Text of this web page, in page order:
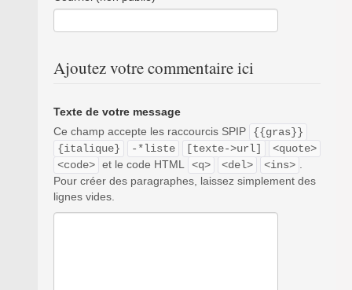
Ajoutez votre commentaire ici
Texte de votre message
Ce champ accepte les raccourcis SPIP
{{gras}}
{italique}
-*liste [texte->url]
<quote>
<code> et le code HTML <q> <del> <ins>
Pour créer des paragraphes, laissez simplement des
lignes vides.